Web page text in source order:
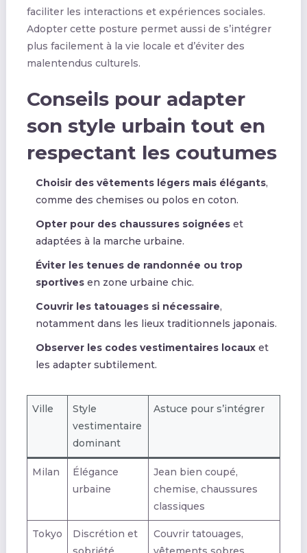
faciliter les interactions et expériences sociales.
Adopter cette posture permet aussi de s’intégrer
plus facilement à la vie locale et d’éviter des
malentendus culturels.
Conseils pour adapter
son style urbain tout en
respectant les coutumes
Choisir des vêtements légers mais élégants,
comme des chemises ou polos en coton.
Opter pour des chaussures soignéeset
adaptées à la marche urbaine.
Éviter les tenues de randonnée ou trop
sportivesen zone urbaine chic.
Couvrir les tatouages si nécessaire,
notamment dans les lieux traditionnels japonais.
Observer les codes vestimentaires locauxet
les adapter subtilement.
Ville
Style
vestimentaire
dominant
Astuce pour s’intégrer
Milan
Élégance
urbaine
Jean bien coupé,
chemise, chaussures
classiques
Tokyo
Discrétion et
Couvrir tatouages,